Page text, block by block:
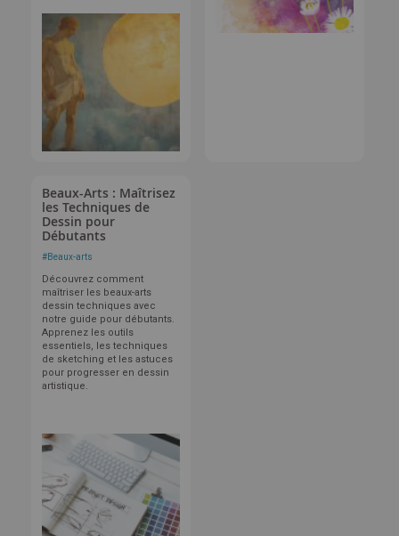
Beaux-Arts : Maîtrisez
les Techniques de
Dessin pour
Débutants
#Beaux-arts
Découvrez comment
maîtriser les beaux-arts
dessin techniques avec
notre guide pour débutants.
Apprenez les outils
essentiels, les techniques
de sketching et les astuces
pour progresser en dessin
artistique.